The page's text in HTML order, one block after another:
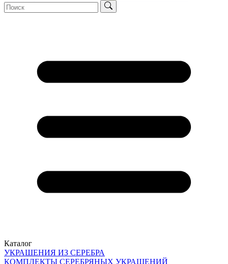
Каталог
УКРАШЕНИЯ ИЗ СЕРЕБРА
КОМПЛЕКТЫ СЕРЕБРЯНЫХ УКРАШЕНИЙ